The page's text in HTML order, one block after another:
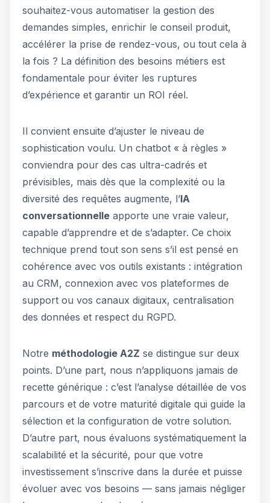
souhaitez-vous automatiser la gestion des
demandes simples, enrichir le conseil produit,
accélérer la prise de rendez-vous, ou tout cela à
la fois ? La définition des besoins métiers est
fondamentale pour éviter les ruptures
d’expérience et garantir un ROI réel.
Il convient ensuite d’ajuster le niveau de
sophistication voulu. Un chatbot « à règles »
conviendra pour des cas ultra-cadrés et
prévisibles, mais dès que la complexité ou la
diversité des requêtes augmente, l’IA
conversationnelle apporte une vraie valeur,
capable d’apprendre et de s’adapter. Ce choix
technique prend tout son sens s’il est pensé en
cohérence avec vos outils existants : intégration
au CRM, connexion avec vos plateformes de
support ou vos canaux digitaux, centralisation
des données et respect du RGPD.
Notre méthodologie A2Z se distingue sur deux
points. D’une part, nous n’appliquons jamais de
recette générique : c’est l’analyse détaillée de vos
parcours et de votre maturité digitale qui guide la
sélection et la configuration de votre solution.
D’autre part, nous évaluons systématiquement la
scalabilité et la sécurité, pour que votre
investissement s’inscrive dans la durée et puisse
évoluer avec vos besoins — sans jamais négliger